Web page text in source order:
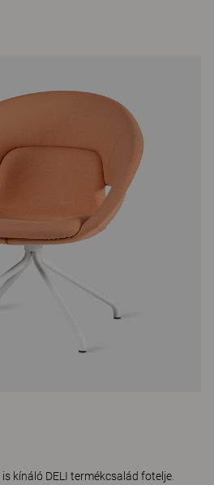
kínáló DELI termékcsalád fotelje.